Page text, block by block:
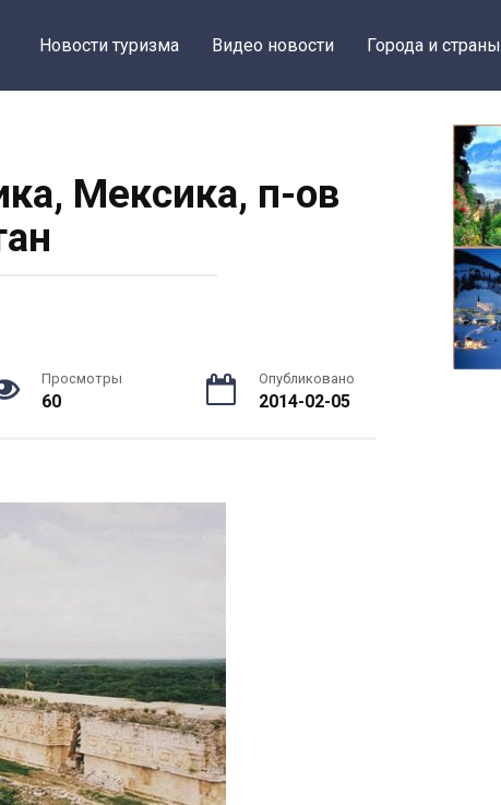
Новости туризма Видео новости Города и страны
Мексика, п-ов
Просмотры
60
Опубликовано
2014-02-05